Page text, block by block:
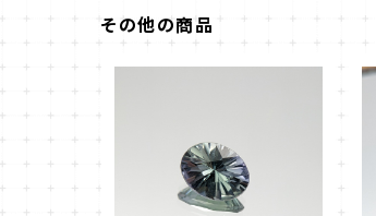
その他の商品